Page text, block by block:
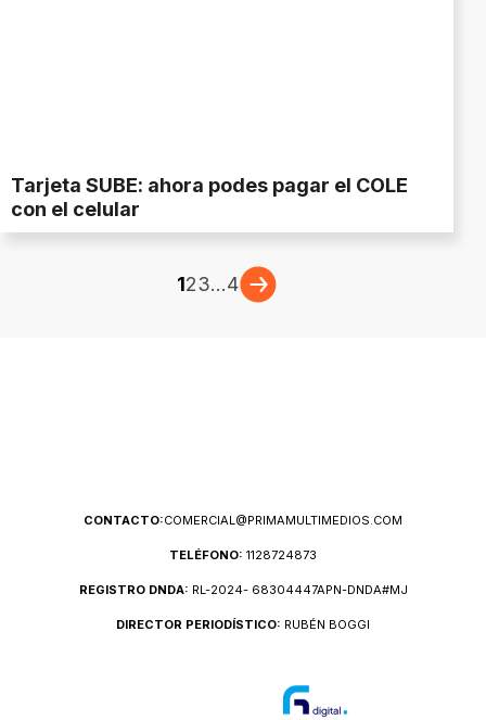
Tarjeta SUBE: ahora podes pagar el COLE
con el celular
123...4
CONTACTO:COMERCIAL@PRIMAMULTIMEDIOS.COM
TELÉFONO: 1128724873
REGISTRO DNDA: RL-2024- 68304447APN-DNDA#MJ
DIRECTOR PERIODÍSTICO: RUBÉN BOGGI